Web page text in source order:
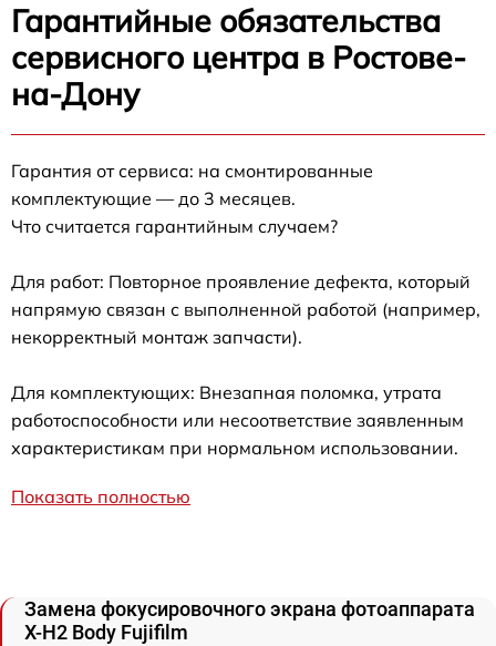
Гарантийные обязательства
сервисного центра в Ростове-
на-Дону
Гарантия от сервиса: на смонтированные
комплектующие — до 3 месяцев.
Что считается гарантийным случаем?
Для работ: Повторное проявление дефекта, который
напрямую связан с выполненной работой (например,
некорректный монтаж запчасти).
Для комплектующих: Внезапная поломка, утрата
работоспособности или несоответствие заявленным
характеристикам при нормальном использовании.
Показать полностью
Замена фокусировочного экрана фотоаппарата
X-H2 Body Fujifilm